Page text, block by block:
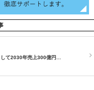
て2030年売上300億円…